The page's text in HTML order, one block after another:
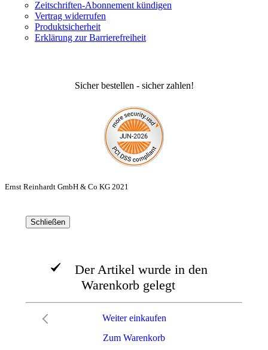
Zeitschriften-Abonnement kündigen
Vertrag widerrufen
Produktsicherheit
Erklärung zur Barrierefreiheit
Sicher bestellen - sicher zahlen!
Ernst Reinhardt GmbH & Co KG 2021
Schließen
Der Artikel wurde in den
Warenkorb gelegt
Zum Warenkorb
Weiter einkaufen